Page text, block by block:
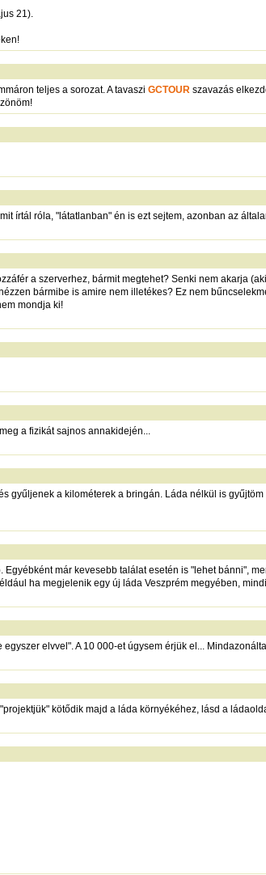
21).
teljes a sorozat. A tavaszi GCTOUR szavazás
írtál róla, "látatlanban" én is ezt sejtem, azonban az
a szerverhez, bármit megtehet? Senki nem akarja
bármibe is amire nem illetékes? Ez nem
mondja ki!
a fizikát sajnos annakidején...
gyűljenek a kilométerek a bringán. Láda nélkül is
Egyébként már kevesebb találat esetén is "lehet bánni",
ha megjelenik egy új láda Veszprém megyében,
elvvel". A 10 000-et úgysem érjük el...
kötődik majd a láda környékéhez, lásd a